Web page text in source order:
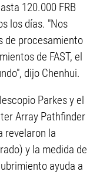
120.000 FRB
los días. "Nos
de procesamiento
de FAST, el
dijo Chenhui.
Parkes y el
Array Pathfinder
revelaron la
y la medida de
ayuda a